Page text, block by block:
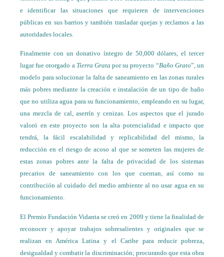
e identificar las situaciones que requieren de intervenciones
públicas en sus barrios y también trasladar quejas y reclamos a las
autoridades locales.
Finalmente con un donativo íntegro de 50,000 dólares, el tercer
lugar fue otorgado a Tierra Grata por su proyecto “Baño Grato”, un
modelo para solucionar la falta de saneamiento en las zonas rurales
más pobres mediante la creación e instalación de un tipo de baño
que no utiliza agua para su funcionamiento, empleando en su lugar,
una mezcla de cal, aserrín y cenizas. Los aspectos que el jurado
valoró en este proyecto son la alta potencialidad e impacto que
tendrá, la fácil escalabilidad y replicabilidad del mismo, la
reducción en el riesgo de acoso al que se someten las mujeres de
estas zonas pobres ante la falta de privacidad de los sistemas
precarios de saneamiento con los que cuentan, así como su
contribución al cuidado del medio ambiente al no usar agua en su
funcionamiento.
El Premio Fundación Vidanta se creó en 2009 y tiene la finalidad de
reconocer y apoyar trabajos sobresalientes y originales que se
realizan en América Latina y el Caribe para reducir pobreza,
desigualdad y combatir la discriminación; procurando que esta obra